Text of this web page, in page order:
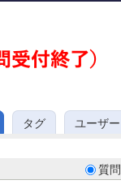
タグ ユーザー
質問